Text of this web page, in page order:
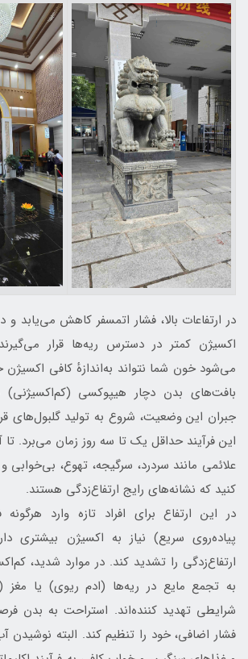
در ارتفاعات بالا، فشار اتمسفر کاهش می‌یابد و
اکسیژن کمتر در دسترس ریه‌ها قرار
می‌شود خون شما نتواند به‌اندازهٔ کافی
بافت‌های بدن دچار هیپوکسی
جبران این وضعیت، شروع به تولید گلبول‌های
این فرآیند حداقل یک تا سه روز زمان می‌برد.
علائمی مانند سردرد، سرگیجه، تهوع،
کنید که نشانه‌های رایج ارتفاع‌زدگی هستند.
در این ارتفاع برای افراد تازه وارد
پیاده‌روی سریع) نیاز به اکسیژن بیشتری
ارتفاع‌زدگی را تشدید کند. در موارد شدید،
به تجمع مایع در ریه‌ها (ادم ریوی) یا
شرایطی تهدید کننده‌اند. استراحت به بدن
فشار اضافی، خود را تنظیم کند. البته نوشیدن